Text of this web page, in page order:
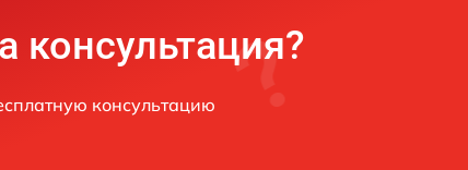
консультация?
консультацию